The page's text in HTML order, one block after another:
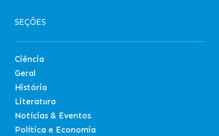
SEÇÕES
Ciência
Geral
História
Literatura
Notícias & Eventos
Política e Economia